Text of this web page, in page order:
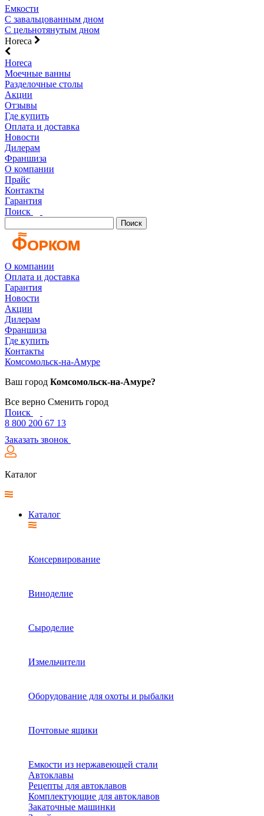
Емкости
С завальцованным дном
С цельнотянутым дном
Horeca
Horeca
Моечные ванны
Разделочные столы
Акции
Отзывы
Где купить
Оплата и доставка
Новости
Дилерам
Франшиза
О компании
Прайс
Контакты
Гарантия
Поиск
Поиск
О компании
Оплата и доставка
Гарантия
Новости
Акции
Дилерам
Франшиза
Где купить
Контакты
Комсомольск-на-Амуре
Ваш город Комсомольск-на-Амуре?
Все верно Сменить город
Поиск
8 800 200 67 13
Заказать звонок
Каталог
Каталог
Консервирование
Виноделие
Сыроделие
Измельчители
Оборудование для охоты и рыбалки
Почтовые ящики
Емкости из нержавеющей стали
Автоклавы
Рецепты для автоклавов
Комплектующие для автоклавов
Закаточные машинки